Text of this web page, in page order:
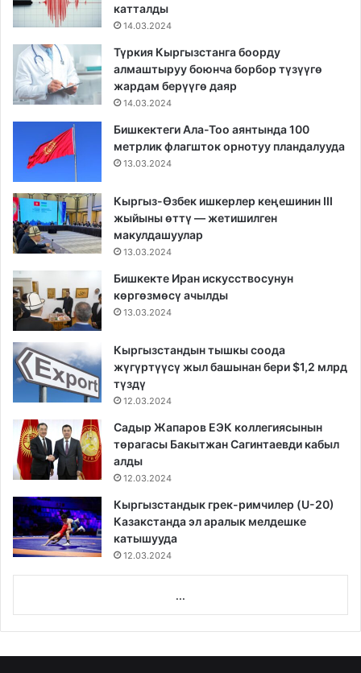
катталды
14.03.2024
Түркия Кыргызстанга боорду
алмаштыруу боюнча борбор түзүүгө
жардам берүүгө даяр
14.03.2024
Бишкектеги Ала-Тоо аянтында 100
метрлик флагшток орнотуу пландалууда
13.03.2024
Кыргыз-Өзбек ишкерлер кеңешинин III
жыйыны өттү — жетишилген
макулдашуулар
13.03.2024
Бишкекте Иран искусствосунун
көргөзмөсү ачылды
13.03.2024
Кыргызстандын тышкы соода
жүгүртүүсү жыл башынан бери $1,2 млрд
түздү
12.03.2024
Садыр Жапаров ЕЭК коллегиясынын
төрагасы Бакытжан Сагинтаевди кабыл
алды
12.03.2024
Кыргызстандык грек-римчилер (U-20)
Казакстанда эл аралык мелдешке
катышууда
12.03.2024
...